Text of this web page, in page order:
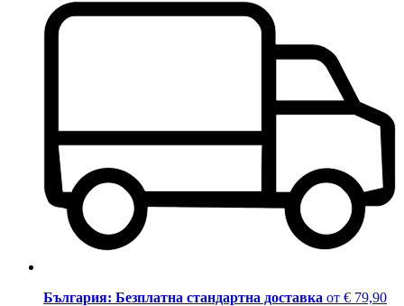
България: Безплатна стандартна доставка от € 79,90